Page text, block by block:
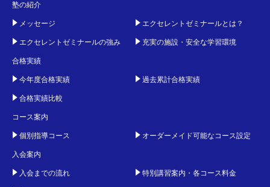
塾の紹介
メッセージ エクセレントゼミナールとは？
エクセレントゼミナールの強み 充実の施設・安全な学習環境
合格実績
今年度合格実績 過去累計合格実績
合格実績比較
コース案内
個別指導コース オーダーメイド可能なコース設定
入会案内
入会までの流れ 特別講習案内・各コース料金